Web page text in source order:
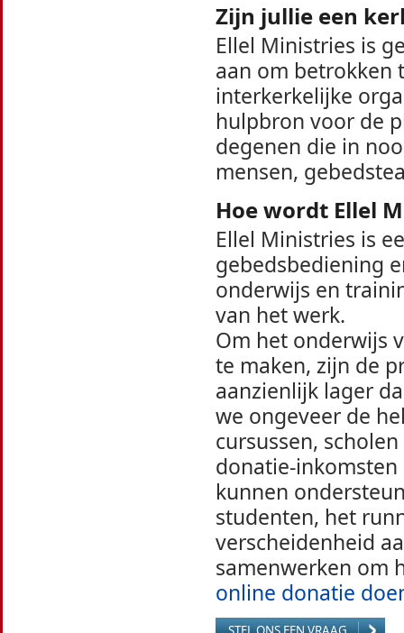
Zijn jullie een
Ellel Ministries is
aan om betrokken
interkerkelijke
hulpbron voor de
degenen die in
mensen,
Hoe wordt Ellel
Ellel Ministries is
gebedsbediening
onderwijs en
van het werk.
Om het onderwijs
te maken, zijn de
aanzienlijk lager
we ongeveer de
cursussen,
donatie-
kunnen
studenten, het
verscheidenheid
samenwerken om
online donatie